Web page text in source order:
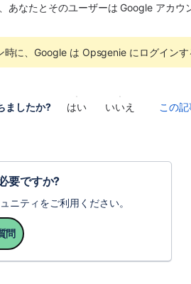
あなたとそのユーザーは Google アカ
時に、Google は Opsgenie にログインす
ましたか? はい いいえ この
要ですか?
ニティをご利用ください。
問